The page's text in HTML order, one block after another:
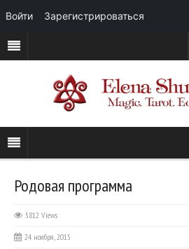
Родовая программа
5812 Views
24 ноября, 2015
Войти Зарегистрироваться